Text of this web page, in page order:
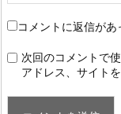
コメントに返信があ
次回のコメントで
アドレス、サイトを